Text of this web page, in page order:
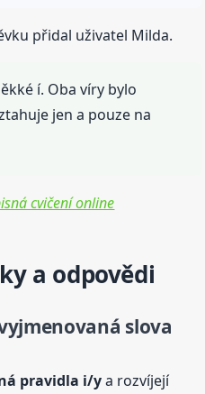
přidal uživatel Milda.
í. Oba víry bylo
jen a pouze na
cvičení online
a odpovědi
slova
pravidla i/ya rozvíjejí